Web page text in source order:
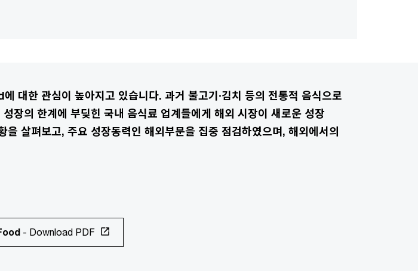
대한 관심이 높아지고 있습니다. 과거 불고기∙김치 등의 전통적 음식으로
장의 한계에 부딪힌 국내 음식료 업계들에게 해외 시장이 새로운 성장
살펴보고, 주요 성장동력인 해외부문을 집중 점검하였으며, 해외에서의
- Download PDF